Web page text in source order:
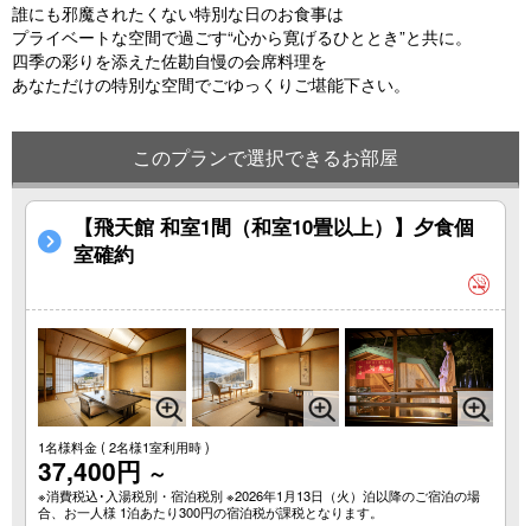
誰にも邪魔されたくない特別な日のお食事は
プライベートな空間で過ごす“心から寛げるひととき”と共に。
四季の彩りを添えた佐勘自慢の会席料理を
あなただけの特別な空間でごゆっくりご堪能下さい。
このプランで選択できるお部屋
【飛天館 和室1間（和室10畳以上）】夕食個
室確約
1名様料金( 2名様1室利用時 )
37,400円 ～
※消費税込･入湯税別・宿泊税別 ※2026年1月13日（火）泊以降のご宿泊の場
合、お一人様 1泊あたり300円の宿泊税が課税となります。